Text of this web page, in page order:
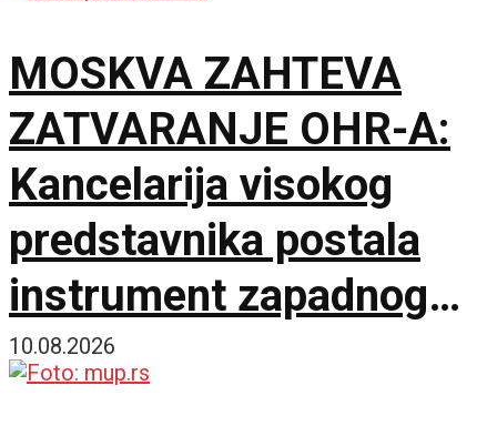
MOSKVA ZAHTEVA
ZATVARANJE OHR-A:
Kancelarija visokog
predstavnika postala
instrument zapadnog
neokolonijalizma
10.08.2026